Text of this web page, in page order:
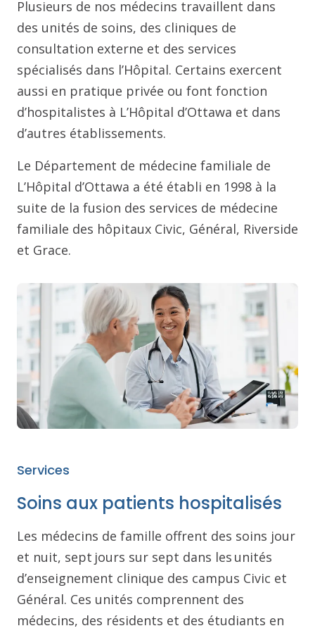
Plusieurs de nos médecins travaillent dans
des unités de soins, des cliniques de
consultation externe et des services
spécialisés dans l’Hôpital. Certains exercent
aussi en pratique privée ou font fonction
d’hospitalistes à L’Hôpital d’Ottawa et dans
d’autres établissements.
Le Département de médecine familiale de
L’Hôpital d’Ottawa a été établi en 1998 à la
suite de la fusion des services de médecine
familiale des hôpitaux Civic, Général, Riverside
et Grace.
Services
Soins aux patients hospitalisés
Les médecins de famille offrent des soins jour
et nuit, sept jours sur sept dans les unités
d’enseignement clinique des campus Civic et
Général. Ces unités comprennent des
médecins, des résidents et des étudiants en